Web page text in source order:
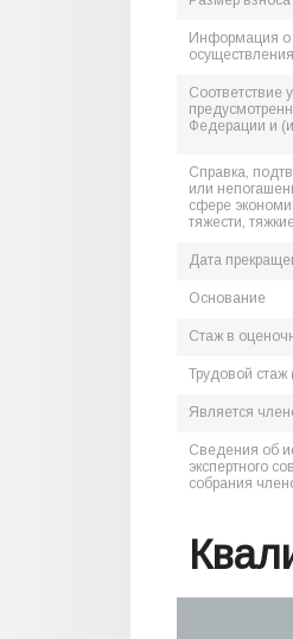
Информация о
Соответствие
Федерации и
Справка,
или
сфере
тяжести,
Дата
Основание
Стаж в
Трудовой стаж
Является
Сведения об
экспертного
собрания